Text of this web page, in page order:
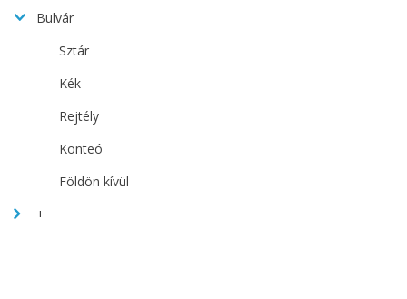
Bulvár
Sztár
Kék
Rejtély
Konteó
Földön kívül
+